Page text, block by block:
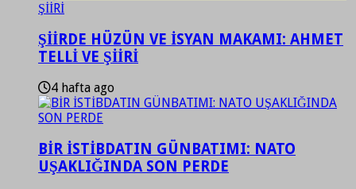
ŞİİRDE HÜZÜN VE İSYAN MAKAMI: AHMET
TELLİ VE ŞİİRİ
4 hafta ago
BİR İSTİBDATIN GÜNBATIMI: NATO
UŞAKLIĞINDA SON PERDE